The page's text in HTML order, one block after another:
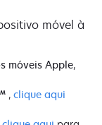
móvel à
móveis Apple,
, clique aqui